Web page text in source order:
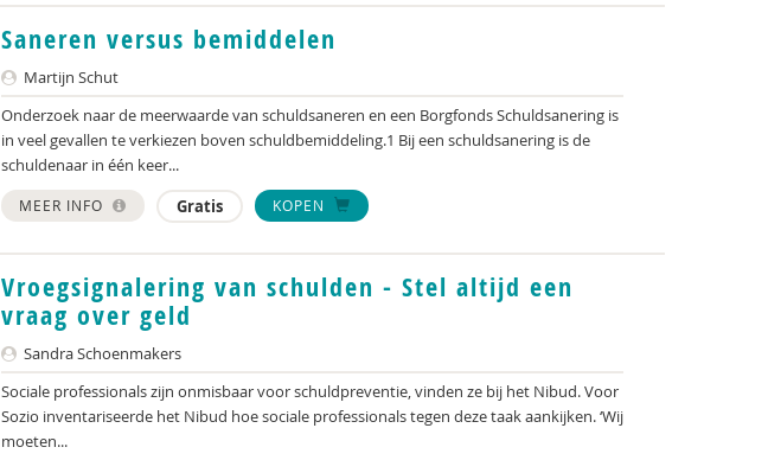
Saneren versus bemiddelen
Martijn Schut
Onderzoek naar de meerwaarde van schuldsaneren en een Borgfonds Schuldsanering is
in veel gevallen te verkiezen boven schuldbemiddeling.1 Bij een schuldsanering is de
schuldenaar in één keer...
MEER INFO Gratis KOPEN
Vroegsignalering van schulden - Stel altijd een
vraag over geld
Sandra Schoenmakers
Sociale professionals zijn onmisbaar voor schuldpreventie, vinden ze bij het Nibud. Voor
Sozio inventariseerde het Nibud hoe sociale professionals tegen deze taak aankijken. ‘Wij
moeten...